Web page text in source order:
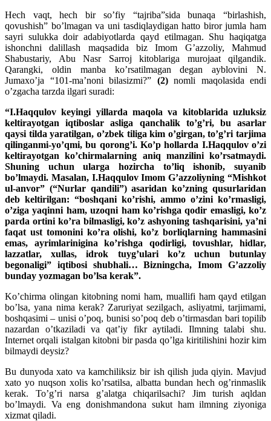
Hech vaqt, hech bir so’fiy “tajriba”sida bunaqa “birlashish,
qovushish” bo’lmagan va uni tasdiqlaydigan hatto biror jumla ham
sayri sulukka doir adabiyotlarda qayd etilmagan. Shu haqiqatga
ishonchni dalillash maqsadida biz Imom G’azzoliy, Mahmud
Shabustariy, Abu Nasr Sarroj kitoblariga murojaat qilgandik.
Qarangki, oldin manba ko’rsatilmagan degan ayblovini N.
Jumaxo’ja “101-ma’noni bilasizmi?” (2)nomli maqolasida endi
o’zgacha tarzda ilgari suradi:
“I.Haqqulov keyingi yillarda maqola va kitoblarida uzluksiz
keltirayotgan iqtiboslar asliga qanchalik to’g’ri, bu asarlar
qaysi tilda yaratilgan, o’zbek tiliga kim o’girgan, to’g’ri tarjima
qilinganmi-yo’qmi, bu qorong’i. Ko’p hollarda I.Haqqulov o’zi
keltirayotgan ko’chirmalarning aniq manzilini ko’rsatmaydi.
Shuning uchun ularga hozircha to’liq ishonib, suyanib
bo’lmaydi. Masalan, I.Haqqulov Imom G’azzoliyning “Mishkot
ul-anvor” (“Nurlar qandili”) asaridan ko’zning qusurlaridan
deb keltirilgan: “boshqani ko’rishi, ammo o’zini ko’rmasligi,
o’ziga yaqinni ham, uzoqni ham ko’rishga qodir emasligi, ko’z
parda ortini ko’ra bilmasligi, ko’z ashyoning tashqarisini, ya’ni
faqat ust tomonini ko’ra olishi, ko’z borliqlarning hammasini
emas, ayrimlarinigina ko’rishga qodirligi, tovushlar, hidlar,
lazzatlar, xullas, idrok tuyg’ulari ko’z uchun butunlay
begonaligi” iqtibosi shubhali… Bizningcha, Imom G’azzoliy
bunday yozmagan bo’lsa kerak”.
Ko’chirma olingan kitobning nomi ham, muallifi ham qayd etilgan
bo’lsa, yana nima kerak? Zaruriyat sezilgach, asliyatmi, tarjimami,
boshqasimi – unisi o’poq, bunisi so’poq deb o’tirmasdan bari topilib
nazardan o’tkaziladi va qat’iy fikr aytiladi. Ilmning talabi shu.
Internet orqali istalgan kitobni bir pasda qo’lga kiritilishini hozir kim
bilmaydi deysiz?
Bu dunyoda xato va kamchiliksiz bir ish qilish juda qiyin. Mavjud
xato yo nuqson xolis ko’rsatilsa, albatta bundan hech og’rinmaslik
kerak. To’g’ri narsa g’alatga chiqarilsachi? Jim turish aqldan
bo’lmaydi. Va eng donishmandona sukut ham ilmning ziyoniga
xizmat qiladi.